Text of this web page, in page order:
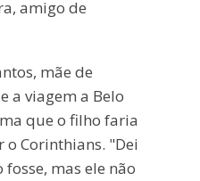
amigo de
mãe de
a viagem a Belo
que o filho faria
o Corinthians. "Dei
mas ele não